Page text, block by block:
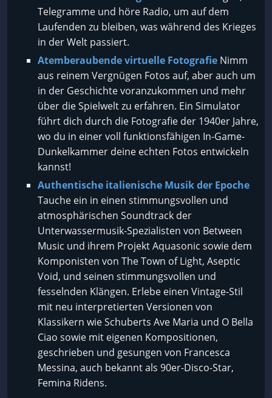
Telegramme und höre Radio, um auf dem
Laufenden zu bleiben, was während des Krieges
in der Welt passiert.
Atemberaubende virtuelle Fotografie Nimm
aus reinem Vergnügen Fotos auf, aber auch um
in der Geschichte voranzukommen und mehr
über die Spielwelt zu erfahren. Ein Simulator
führt dich durch die Fotografie der 1940er Jahre,
wo du in einer voll funktionsfähigen In-Game-
Dunkelkammer deine echten Fotos entwickeln
kannst!
Authentische italienische Musik der Epoche
Tauche ein in einen stimmungsvollen und
atmosphärischen Soundtrack der
Unterwassermusik-Spezialisten von Between
Music und ihrem Projekt Aquasonic sowie dem
Komponisten von The Town of Light, Aseptic
Void, und seinen stimmungsvollen und
fesselnden Klängen. Erlebe einen Vintage-Stil
mit neu interpretierten Versionen von
Klassikern wie Schuberts Ave Maria und O Bella
Ciao sowie mit eigenen Kompositionen,
geschrieben und gesungen von Francesca
Messina, auch bekannt als 90er-Disco-Star,
Femina Ridens.